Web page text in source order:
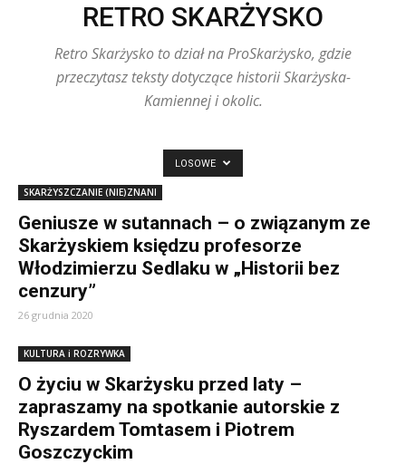
RETRO SKARŻYSKO
Retro Skarżysko to dział na ProSkarżysko, gdzie
przeczytasz teksty dotyczące historii Skarżyska-
Kamiennej i okolic.
LOSOWE
SKARŻYSZCZANIE (NIE)ZNANI
Geniusze w sutannach – o związanym ze
Skarżyskiem księdzu profesorze
Włodzimierzu Sedlaku w „Historii bez
cenzury”
26 grudnia 2020
KULTURA i ROZRYWKA
O życiu w Skarżysku przed laty –
zapraszamy na spotkanie autorskie z
Ryszardem Tomtasem i Piotrem
Goszczyckim